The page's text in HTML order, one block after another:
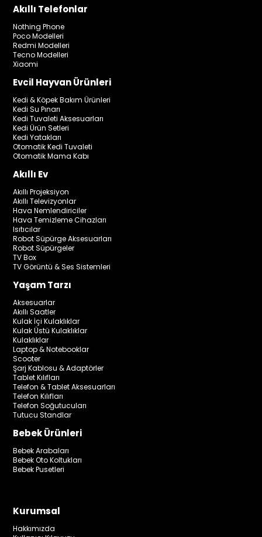
Akıllı Telefonlar
Nothing Phone
Poco Modelleri
Redmi Modelleri
Tecno Modelleri
Xiaomi
Evcil Hayvan Ürünleri
Kedi & Köpek Bakım Ürünleri
Kedi Su Pınarı
Kedi Tuvaleti Aksesuarları
Kedi Ürün Setleri
Kedi Yatakları
Otomatik Kedi Tuvaleti
Otomatik Mama Kabı
Akıllı Ev
Akıllı Projeksiyon
Akıllı Televizyonlar
Hava Nemlendiriciler
Hava Temizleme Cihazları
Isıtıcılar
Robot Süpürge Aksesuarları
Robot Süpürgeler
TV Box
TV Görüntü & Ses Sistemleri
Yaşam Tarzı
Aksesuarlar
Akıllı Saatler
Kulak İçi Kulaklıklar
Kulak Üstü Kulaklıklar
Kulaklıklar
Laptop & Notebooklar
Scooter
Şarj Kablosu & Adaptörler
Tablet Kılıfları
Telefon & Tablet Aksesuarları
Telefon Kılıfları
Telefon Soğutucuları
Tutucu Standlar
Bebek Ürünleri
Bebek Arabaları
Bebek Oto Koltukları
Bebek Pusetleri
Kurumsal
Hakkımızda